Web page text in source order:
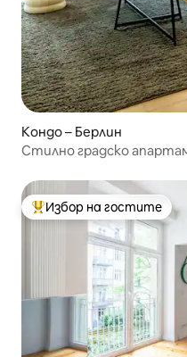
Кондо – Берлин
Стилно градско
Най-популярен избор на
Избор на гостите